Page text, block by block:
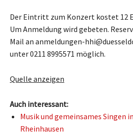
Der Eintritt zum Konzert kostet 12
Um Anmeldung wird gebeten.
Mail an anmeldungen-
unter 0211 8995571 möglich.
Quelle anzeigen
Auch interessant:
Musik und gemeinsames Singen
Rheinhausen